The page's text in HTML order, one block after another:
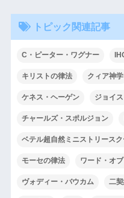
トピック関連記事
C・ピーター・ワグナー
キリストの律法 クィア神学
ケネス・ヘーゲン ジョイ
チャールズ・スポルジョン
ベテル超自然ミニストリース
モーセの律法 ワード・オ
ヴォディー・バウカム 二